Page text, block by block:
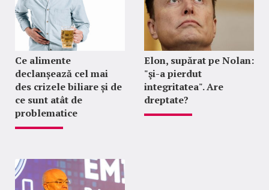
Ce alimente
declanșează cel mai
des crizele biliare și de
ce sunt atât de
problematice
Elon, supărat pe Nolan:
"şi-a pierdut
integritatea". Are
dreptate?